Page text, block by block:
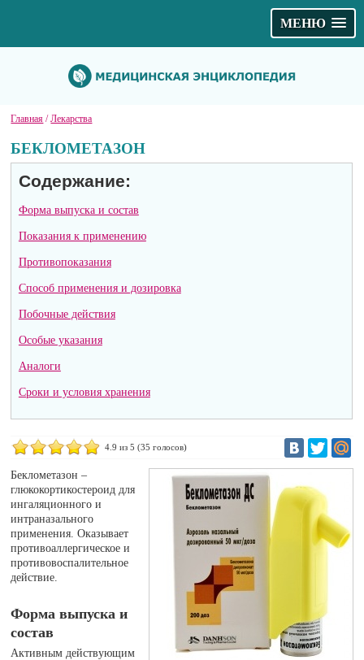
МЕНЮ
Главная /Лекарства
БЕКЛОМЕТАЗОН
Содержание:
Форма выпуска и состав
Показания к применению
Противопоказания
Способ применения и дозировка
Побочные действия
Особые указания
Аналоги
Сроки и условия хранения
4.9 из 5 (35 голосов)
Беклометазон –
глюкокортикостероид для
ингаляционного и
интраназального
применения. Оказывает
противоаллергическое и
противовоспалительное
действие.
Форма выпуска и
состав
Активным действующим